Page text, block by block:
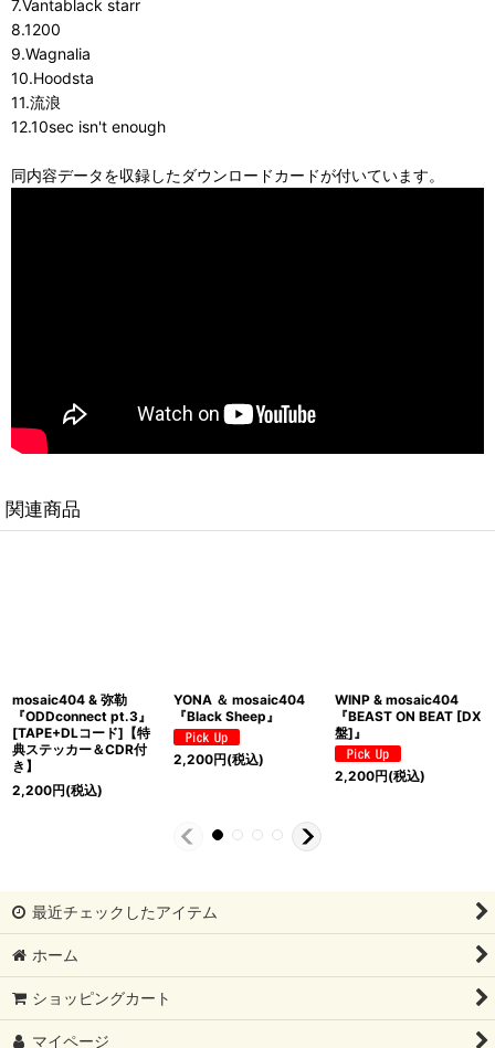
7.Vantablack starr
8.1200
9.Wagnalia
10.Hoodsta
11.流浪
12.10sec isn't enough
同内容データを収録したダウンロードカードが付いています。
関連商品
mosaic404 & 弥勒
『ODDconnect pt.3』
[TAPE+DLコード]【特
典ステッカー＆CDR付
き】
2,200円(税込)
YONA ＆ mosaic404
『Black Sheep』
2,200円(税込)
WINP & mosaic404
『BEAST ON BEAT [DX
盤]』
2,200円(税込)
最近チェックしたアイテム
ホーム
ショッピングカート
マイページ